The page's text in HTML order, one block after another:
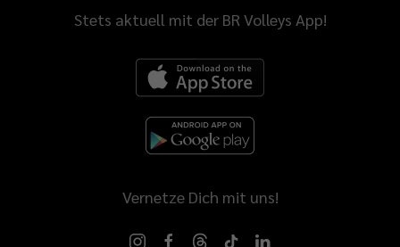
Stets aktuell mit der BR Volleys App!
Vernetze Dich mit uns!